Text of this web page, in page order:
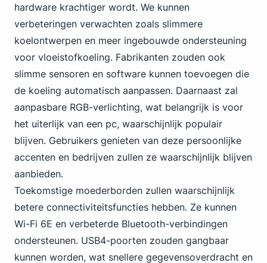
hardware krachtiger wordt. We kunnen
verbeteringen verwachten zoals slimmere
koelontwerpen en meer ingebouwde ondersteuning
voor vloeistofkoeling. Fabrikanten zouden ook
slimme sensoren en software kunnen toevoegen die
de koeling automatisch aanpassen. Daarnaast zal
aanpasbare RGB-verlichting, wat belangrijk is voor
het uiterlijk van een pc, waarschijnlijk populair
blijven. Gebruikers genieten van deze persoonlijke
accenten en bedrijven zullen ze waarschijnlijk blijven
aanbieden.
Toekomstige moederborden zullen waarschijnlijk
betere connectiviteitsfuncties hebben. Ze kunnen
Wi-Fi 6E en verbeterde Bluetooth-verbindingen
ondersteunen. USB4-poorten zouden gangbaar
kunnen worden, wat snellere gegevensoverdracht en